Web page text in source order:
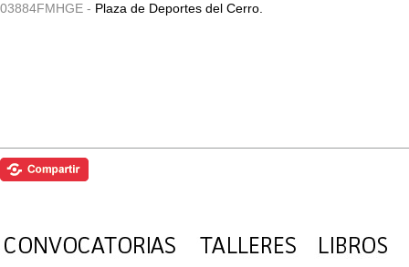
03884FMHGE - Plaza de Deportes del Cerro.